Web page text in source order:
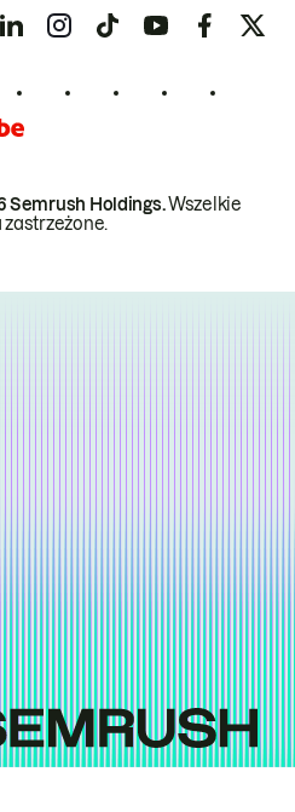
Semrush Holdings.Wszelkie
zastrzeżone.